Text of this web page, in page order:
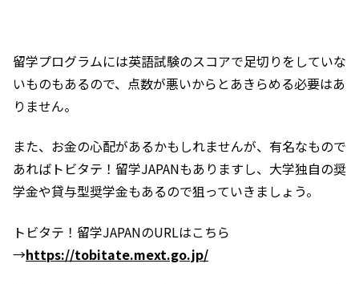
留学プログラムには英語試験のスコアで足切りをしていな
いものもあるので、点数が悪いからとあきらめる必要はあ
りません。
また、お金の心配があるかもしれませんが、有名なもので
あればトビタテ！留学JAPANもありますし、大学独自の奨
学金や貸与型奨学金もあるので狙っていきましょう。
トビタテ！留学JAPANのURLはこちら
→https://tobitate.mext.go.jp/